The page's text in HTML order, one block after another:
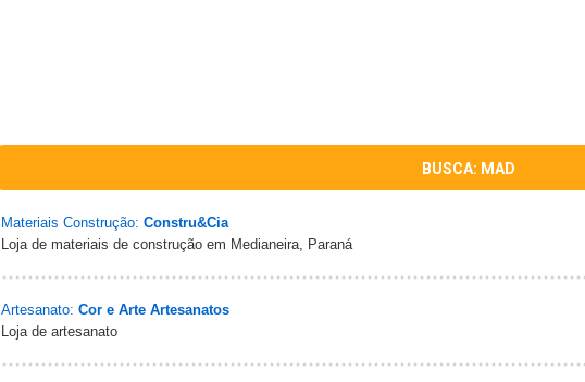
BUSCA: MAD
Materiais Construção: Constru&Cia
Loja de materiais de construção em Medianeira, Paraná
Artesanato: Cor e Arte Artesanatos
Loja de artesanato